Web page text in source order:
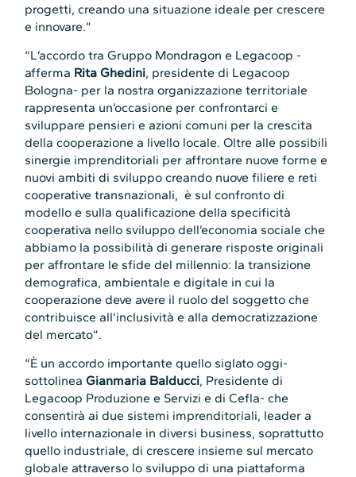
progetti, creando una situazione ideale per crescere
e innovare.”
“L’accordo tra Gruppo Mondragon e Legacoop -
afferma Rita Ghedini, presidente di Legacoop
Bologna- per la nostra organizzazione territoriale
rappresenta un’occasione per confrontarci e
sviluppare pensieri e azioni comuni per la crescita
della cooperazione a livello locale. Oltre alle possibili
sinergie imprenditoriali per affrontare nuove forme e
nuovi ambiti di sviluppo creando nuove filiere e reti
cooperative transnazionali, è sul confronto di
modello e sulla qualificazione della specificità
cooperativa nello sviluppo dell’economia sociale che
abbiamo la possibilità di generare risposte originali
per affrontare le sfide del millennio: la transizione
demografica, ambientale e digitale in cui la
cooperazione deve avere il ruolo del soggetto che
contribuisce all’inclusività e alla democratizzazione
del mercato”.
“È un accordo importante quello siglato oggi-
sottolineaGianmaria Balducci, Presidente di
Legacoop Produzione e Servizi e di Cefla- che
consentirà ai due sistemi imprenditoriali, leader a
livello internazionale in diversi business, soprattutto
quello industriale, di crescere insieme sul mercato
globale attraverso lo sviluppo di una piattaforma